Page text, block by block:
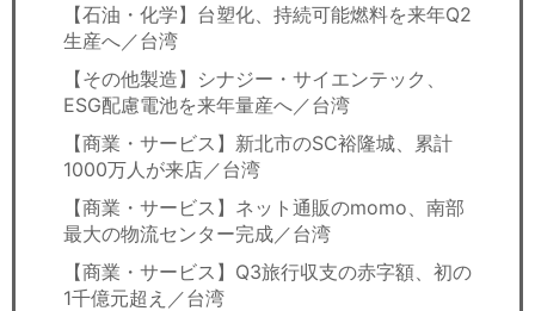
【石油・化学】台塑化、持続可能燃料を来年Q2
生産へ／台湾
【その他製造】シナジー・サイエンテック、
ESG配慮電池を来年量産へ／台湾
【商業・サービス】新北市のSC裕隆城、累計
1000万人が来店／台湾
【商業・サービス】ネット通販のmomo、南部
最大の物流センター完成／台湾
【商業・サービス】Q3旅行収支の赤字額、初の
1千億元超え／台湾